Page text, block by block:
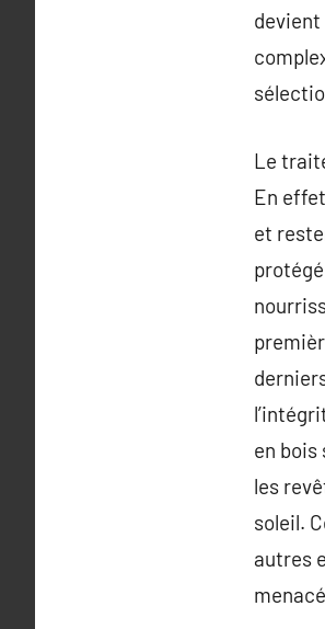
devient
Le
En
et
en bois
les
soleil.
autres